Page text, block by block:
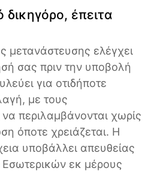
έπειτα
μετανάστευσης ελέγχει
σας πριν την υποβολή
για οτιδήποτε
με τους
περιλαμβάνονται χωρίς
όποτε χρειάζεται. Η
υποβάλλει απευθείας
Εσωτερικών εκ μέρους